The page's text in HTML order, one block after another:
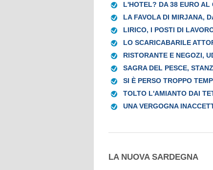
L'HOTEL? DA 38 EURO AL
LA FAVOLA DI MIRJANA,
LIRICO, I POSTI DI
LO SCARICABARILE
RISTORANTE E NEGOZI,
SAGRA DEL PESCE,
SI È PERSO TROPPO
TOLTO L'AMIANTO DAI
UNA VERGOGNA
LA NUOVA SARDEGNA